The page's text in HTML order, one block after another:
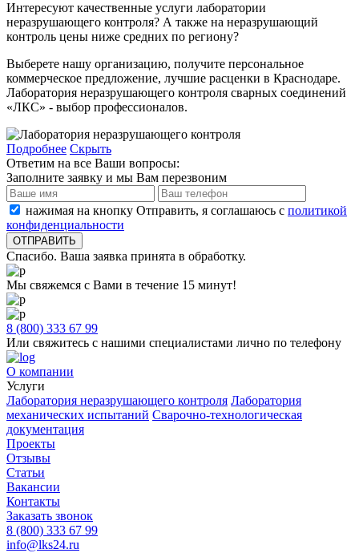
Интересуют качественные услуги лаборатории
неразрушающего контроля? А также на неразрушающий
контроль цены ниже средних по региону?
Выберете нашу организацию, получите персональное
коммерческое предложение, лучшие расценки в Краснодаре.
Лаборатория неразрушающего контроля сварных соединений
«ЛКС» - выбор профессионалов.
Подробнее Скрыть
Ответим на все Ваши вопросы:
Заполните заявку и мы Вам перезвоним
нажимая на кнопку Отправить, я соглашаюсь с политикой
конфиденциальности
Спасибо. Ваша заявка принята в обработку.
Мы свяжемся с Вами в течение 15 минут!
8 (800) 333 67 99
Или свяжитесь с нашими специалистами лично по телефону
О компании
Услуги
Лаборатория неразрушающего контроля Лаборатория
механических испытаний Сварочно-технологическая
документация
Проекты
Отзывы
Статьи
Вакансии
Контакты
Заказать звонок
8 (800) 333 67 99
info@lks24.ru